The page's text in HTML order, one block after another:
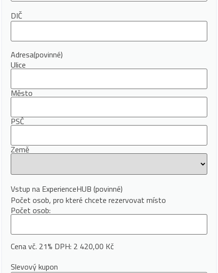
DIČ
Adresa(povinné)
Ulice
Město
PSČ
Země
Vstup na ExperienceHUB (povinné)
Počet osob, pro které chcete rezervovat místo
Cena vč. 21% DPH: 2 420,00 Kč
Počet osob:
Slevový kupon